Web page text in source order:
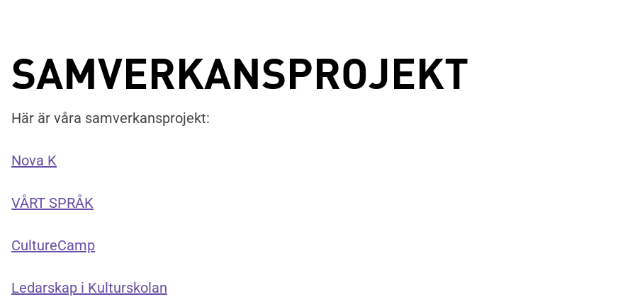
SAMVERKANSPROJEKT
Här är våra samverkansprojekt:
Nova K
VÅRT SPRÅK
CultureCamp
Ledarskap i Kulturskolan